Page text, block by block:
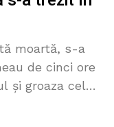
moartă, s-a
de cinci ore
și groaza celor